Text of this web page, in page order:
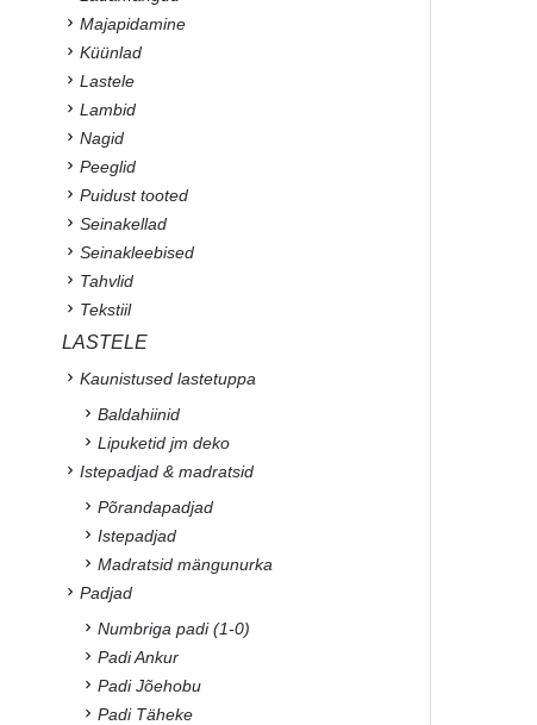
Majapidamine
Küünlad
Lastele
Lambid
Nagid
Peeglid
Puidust tooted
Seinakellad
Seinakleebised
Tahvlid
Tekstiil
LASTELE
Kaunistused lastetuppa
Baldahiinid
Lipuketid jm deko
Istepadjad & madratsid
Põrandapadjad
Istepadjad
Madratsid mängunurka
Padjad
Numbriga padi (1-0)
Padi Ankur
Padi Jõehobu
Padi Täheke